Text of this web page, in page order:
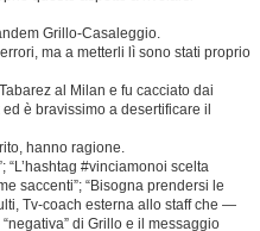
Grillo-Casaleggio.
ma a metterli lì sono stati proprio
al Milan e fu cacciato dai
è bravissimo a desertificare il
hanno ragione.
“L’hashtag #vinciamonoi scelta
saccenti”; “Bisogna prendersi le
Tv-coach esterna allo staff che —
di Grillo e il messaggio